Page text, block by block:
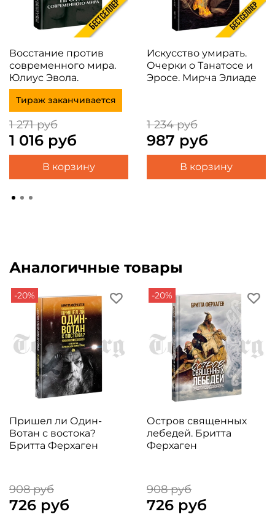
Восстание против
современного мира.
Юлиус Эвола.
Тираж заканчивается
1 271 руб
1 016 руб
В корзину
Искусство умирать.
Очерки о Танатосе и
Эросе. Мирча Элиаде
1 234 руб
987 руб
В корзину
Аналогичные товары
-20%
Пришел ли Один-
Вотан с востока?
Бритта Ферхаген
908 руб
726 руб
-20%
Остров священных
лебедей. Бритта
Ферхаген
908 руб
726 руб